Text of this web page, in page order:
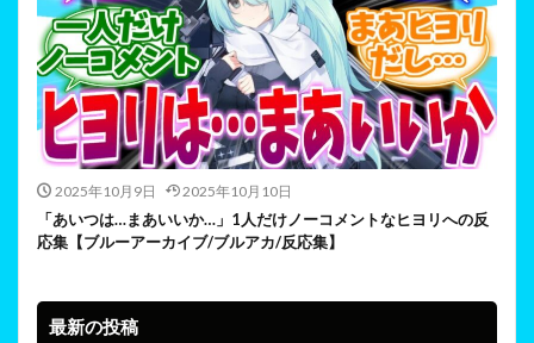
2025年10月9日 2025年10月10日
「あいつは…まあいいか…」1人だけノーコメントなヒヨリへの反
応集【ブルーアーカイブ/ブルアカ/反応集】
最新の投稿